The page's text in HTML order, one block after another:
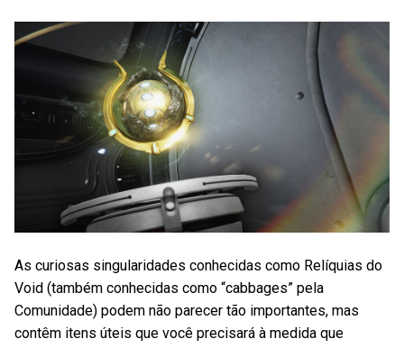
As curiosas singularidades conhecidas como Relíquias do
Void (também conhecidas como “cabbages” pela
Comunidade) podem não parecer tão importantes, mas
contêm itens úteis que você precisará à medida que